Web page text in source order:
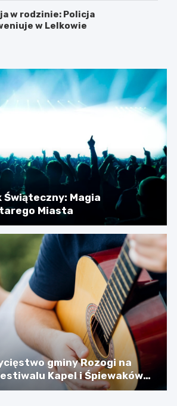
w rodzinie: Policja
w Lelkowie
Magia
Miasta
gminy Rozogi na
Kapel i Śpiewaków
Dolnym